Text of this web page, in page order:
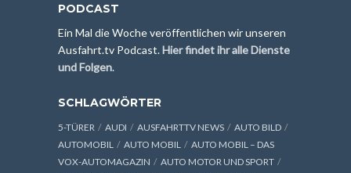
PODCAST
Ein Mal die Woche veröffentlichen wir unseren
Ausfahrt.tv Podcast.Hier findet ihr alle Dienste
und Folgen.
SCHLAGWÖRTER
5-TÜRER AUDI AUSFAHRTTV NEWS
AUTO BILD
AUTOMOBIL
AUTO MOBIL
AUTO MOBIL – DAS
VOX-AUTOMAGAZIN
AUTO MOTOR UND SPORT